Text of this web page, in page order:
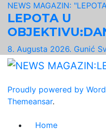
NEWS MAGAZIN:
LEPOTA U
8. Augusta 2026. Gunić
Proudly powered by
Themeansar.
Home